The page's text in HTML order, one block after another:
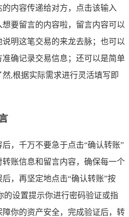
内容传递给对方，点击该输入
要留言的内容啦，留言内容可以
明这笔交易的来龙去脉；也可以
确记录交易信息；还可以是简单
,根据实际需求进行灵活填写即
，千万不要急于点击“确认转账”
账信息和留言内容，确保每一个
，再坚定地点击“确认转账”按
的设置提示你进行密码验证或指
你的资产安全，完成验证后，转